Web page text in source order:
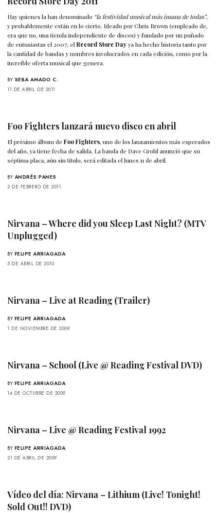
Hay quienes la han denominado “la festividad musical más insana de todas”,
y probablemente están en lo cierto. Ideado por Chris Brown (empleado de,
era que no, una tienda independiente de discos) y fundado por un puñado
de entusiastas el 2007, elRecord Store Dayya ha hecho historia tanto por
la cantidad de bandas y nombres involucrados en cada edición, como por la
increíble oferta musical que genera.
BY SEBA AMADO C.
11 DE ABRIL DE 2011
Foo Fighters lanzará nuevo disco en abril
El próximo álbum deFoo Fighters, uno de los lanzamientos más esperados
del año, ya tiene fecha de salida. La banda de Dave Grohl anunció que su
séptima placa, aún sin título, será editada el lunes 11 de abril.
BY ANDRÉS PANES
2 DE FEBRERO DE 2011
Nirvana – Where did you Sleep Last Night? (MTV
Unplugged)
BY FELIPE ARRIAGADA
5 DE ABRIL DE 2010
Nirvana – Live at Reading (Trailer)
BY FELIPE ARRIAGADA
1 DE NOVIEMBRE DE 2009
Nirvana – School (Live @ Reading Festival DVD)
BY FELIPE ARRIAGADA
14 DE OCTUBRE DE 2009
Nirvana – Live @ Reading Festival 1992
BY FELIPE ARRIAGADA
21 DE ABRIL DE 2009
Vídeo del día: Nirvana – Lithium (Live! Tonight!
Sold Out!! DVD)